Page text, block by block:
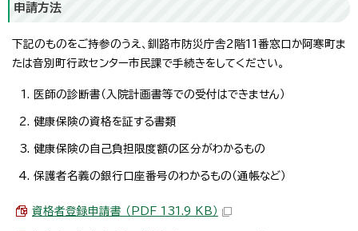
申請方法
下記のものをご持参のうえ、釧路市防災庁舎2階11番窓口か阿寒町ま
たは音別町行政センター市民課で手続きをしてください。
医師の診断書（入院計画書等での受付はできません）
健康保険の資格を証する書類
健康保険の自己負担限度額の区分がわかるもの
保護者名義の銀行口座番号のわかるもの（通帳など）
資格者登録申請書 （PDF 131.9 KB）